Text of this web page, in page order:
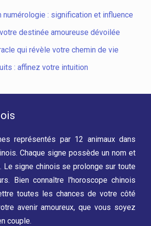
numérologie : signification et influence
destinée amoureuse dévoilée
qui révèle votre chemin de vie
: affinez votre intuition
représentés par 12 animaux dans
Chaque signe possède un nom et
Le signe chinois se prolonge sur toute
Bien connaître l'horoscope chinois
toutes les chances de votre côté
avenir amoureux, que vous soyez
couple.